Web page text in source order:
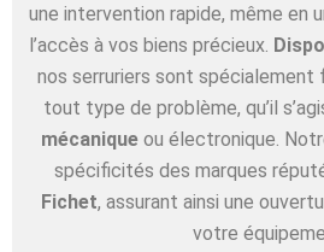
une intervention rapide, même en
l’accès à vos biens précieux.
nos serruriers sont spécialement
tout type de problème, qu’il
mécanique ou électronique.
spécificités des marques
Fichet, assurant ainsi une
votre